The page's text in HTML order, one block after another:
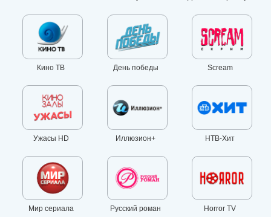
Кино ТВ День победы Scream
Ужасы HD Иллюзион+ НТВ-Хит
Мир сериала Русский роман Horror TV